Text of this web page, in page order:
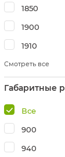
1850
1900
1910
Смотреть все
Габаритные
Все
900
940